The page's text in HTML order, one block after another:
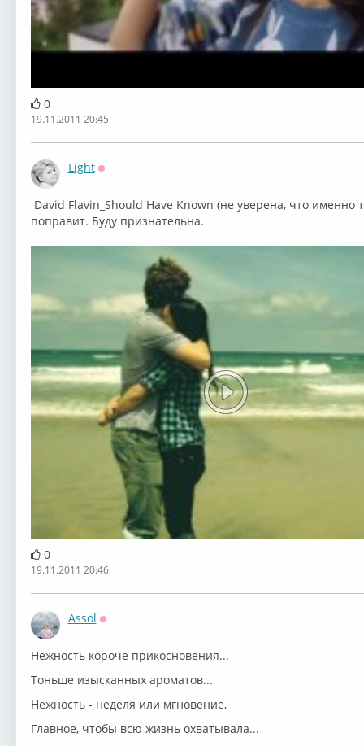
0
19.11.2011 20:45
Light
David Flavin_Should Have Known (не уверена, что именно
поправит. Буду признательна.
0
19.11.2011 20:46
Assol
Нежность короче прикосновения...
Тоньше изысканных ароматов...
Нежность - неделя или мгновение,
Главное, чтобы всю жизнь охватывала...